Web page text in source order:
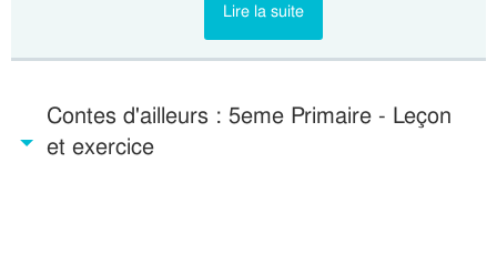
Lire la suite
Contes d'ailleurs : 5eme Primaire - Leçon
et exercice